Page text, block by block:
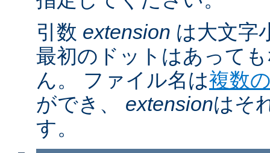
引数 extension は大文字
最初のドットはあって
ん。 ファイル名は複数
ができ、 extensionはそ
す。